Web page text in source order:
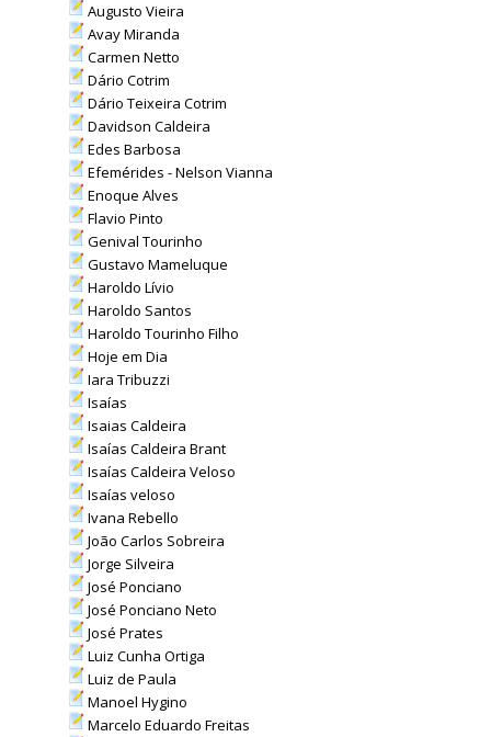
Augusto Vieira
Avay Miranda
Carmen Netto
Dário Cotrim
Dário Teixeira Cotrim
Davidson Caldeira
Edes Barbosa
Efemérides - Nelson Vianna
Enoque Alves
Flavio Pinto
Genival Tourinho
Gustavo Mameluque
Haroldo Lívio
Haroldo Santos
Haroldo Tourinho Filho
Hoje em Dia
Iara Tribuzzi
Isaías
Isaias Caldeira
Isaías Caldeira Brant
Isaías Caldeira Veloso
Isaías veloso
Ivana Rebello
João Carlos Sobreira
Jorge Silveira
José Ponciano
José Ponciano Neto
José Prates
Luiz Cunha Ortiga
Luiz de Paula
Manoel Hygino
Marcelo Eduardo Freitas